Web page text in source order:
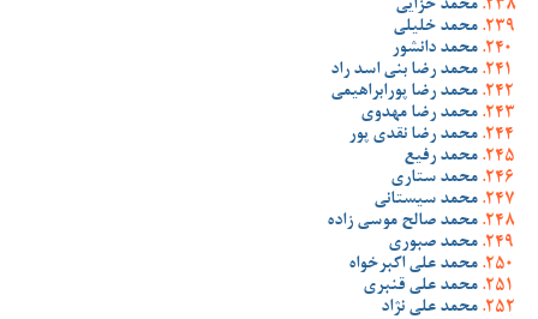
محمد خزایی
محمد خلیلی
محمد دانشور
محمد رضا بنی اسد راد
محمد رضا پورابراهیمی
محمد رضا مهدوی
محمد رضا نقدی پور
محمد رفیع
محمد ستاری
محمد سیستانی
محمد صالح موسی زاده
محمد صبوری
محمد علی اکبرخواه
محمد علی قنبری
محمد علی نژاد